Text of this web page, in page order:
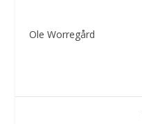
Ole Worregård